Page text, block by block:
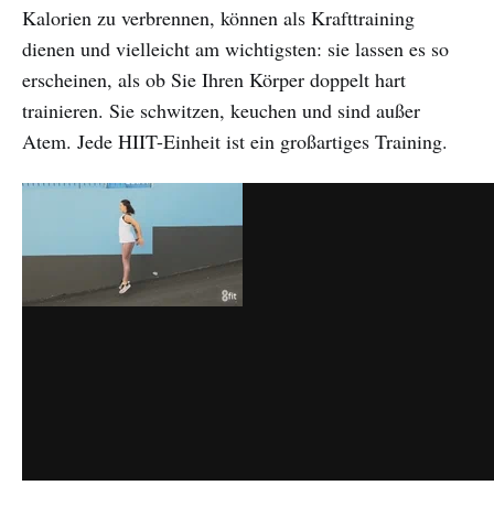
Kalorien zu verbrennen, können als Krafttraining
dienen und vielleicht am wichtigsten: sie lassen es so
erscheinen, als ob Sie Ihren Körper doppelt hart
trainieren. Sie schwitzen, keuchen und sind außer
Atem. Jede HIIT-Einheit ist ein großartiges Training.